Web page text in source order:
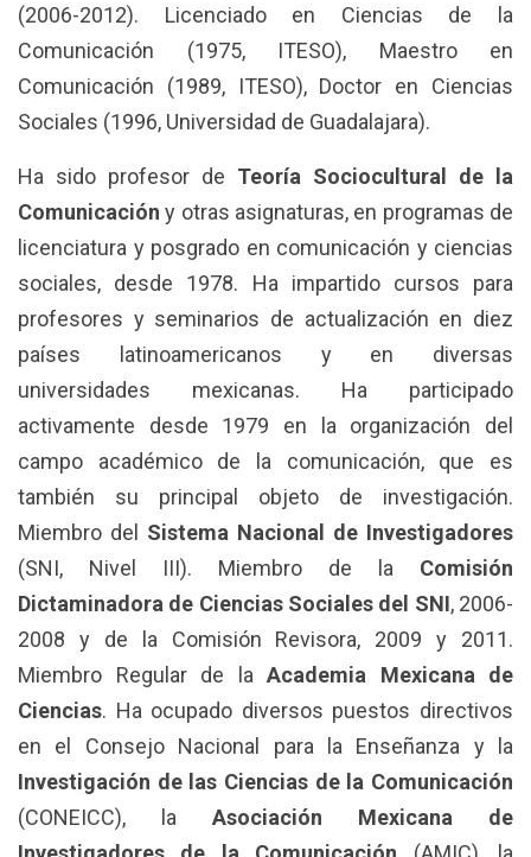
(2006-2012). Licenciado en Ciencias de la
Comunicación (1975, ITESO), Maestro en
Comunicación (1989, ITESO), Doctor en Ciencias
Sociales (1996, Universidad de Guadalajara).
Ha sido profesor de Teoría Sociocultural de la
Comunicación y otras asignaturas, en programas de
licenciatura y posgrado en comunicación y ciencias
sociales, desde 1978. Ha impartido cursos para
profesores y seminarios de actualización en diez
países latinoamericanos y en diversas
universidades mexicanas. Ha participado
activamente desde 1979 en la organización del
campo académico de la comunicación, que es
también su principal objeto de investigación.
Miembro del Sistema Nacional de Investigadores
(SNI, Nivel III). Miembro de la Comisión
Dictaminadora de Ciencias Sociales del SNI, 2006-
2008 y de la Comisión Revisora, 2009 y 2011.
Miembro Regular de la Academia Mexicana de
Ciencias. Ha ocupado diversos puestos directivos
en el Consejo Nacional para la Enseñanza y la
Investigación de las Ciencias de la Comunicación
(CONEICC), la Asociación Mexicana de